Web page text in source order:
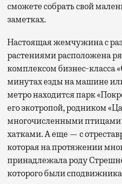
сможете собрать свой
заметках.
Настоящая жемчужина с
растениями расположена
комплексом бизнес-класса
минутах езды на машине
метро находится парк
его экотропой, родником
многочисленными
хатками. А еще — с
которая на протяжении
принадлежала роду
которого были